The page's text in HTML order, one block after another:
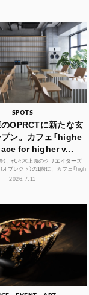
SPOTS
OPRCTに新たな玄
ン。カフェ「highe
for higher v...
）、代々木上原のクリエイターズ
オプレクト）の1階に、カフェ「high
グランドオープンし...
2026.7.11